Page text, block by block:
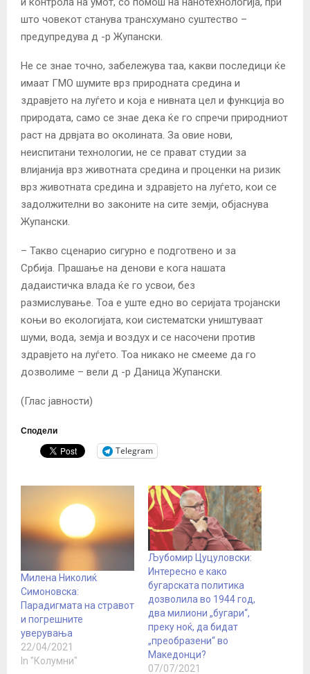
што човекот станува трансхумано суштество –
предупредува д -р Жупански.
Не се знае точно, забележува таа, какви последици ќе
имаат ГМО шумите врз природната средина и
здравјето на луѓето и која е нивната цел и функција во
природата, само се знае дека ќе го спречи природниот
раст на дрвјата во околината. За овие нови,
неиспитани технологии, не се прават студии за
влијанија врз животната средина и проценки на ризик
врз животната средина и здравјето на луѓето, кои се
задолжителни во законите на сите земји, објаснува
Жупански.
– Такво сценарио сигурно е подготвено и за
Србија. Прашање на денови е кога нашата
дадаистичка влада ќе го усвои, без
размислување. Тоа е уште едно во серијата тројански
коњи во екологијата, кои систематски уништуваат
шуми, вода, земја и воздух и се насочени против
здравјето на луѓето. Тоа никако не смееме да го
дозволиме – вели д -р Даница Жупански.
(Глас јавности)
Сподели
Telegram
Милена Николиќ
Симоновска:
Парадигмата на стравот
и погрешните
уверувања
22/04/2021
In "Колумни"
Љубомир Цуцуловски:
Интересно е како
бугарската политика
дозволила во 1944 год,
два милиони „бугари“,
преку ноќ, да бидат
„преобразени“ во
Македонци?
07/07/2021